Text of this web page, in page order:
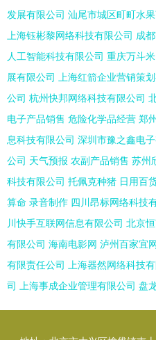
发展有限公司 汕尾市城区町町水
上海钰彬黎网络科技有限公司 成
人工智能科技有限公司 重庆万斗
展有限公司
上海红箭企业营销策
公司 杭州快邦网络科技有限公司
电子产品销售 危险化学品经营 郑
息科技有限公司 深圳市豫之鑫电
公司 天气预报 农副产品销售 苏州
科技有限公司 托佩克种猪 日用百
算命 录音制作 四川昂标网络科技
川快手互联网信息有限公司 北京
有限公司 海南电影网 泸州百家宜
有限责任公司
上海器然网络科技
司
上海事成企业管理有限公司 盘